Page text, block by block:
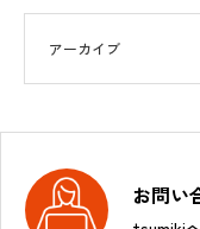
お問い